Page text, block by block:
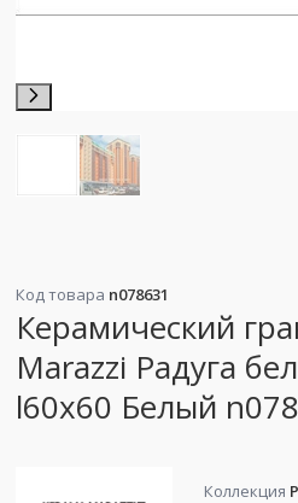
Код товара n078631
Керамический
Marazzi Радуга
l60х60 Белый
Коллекция